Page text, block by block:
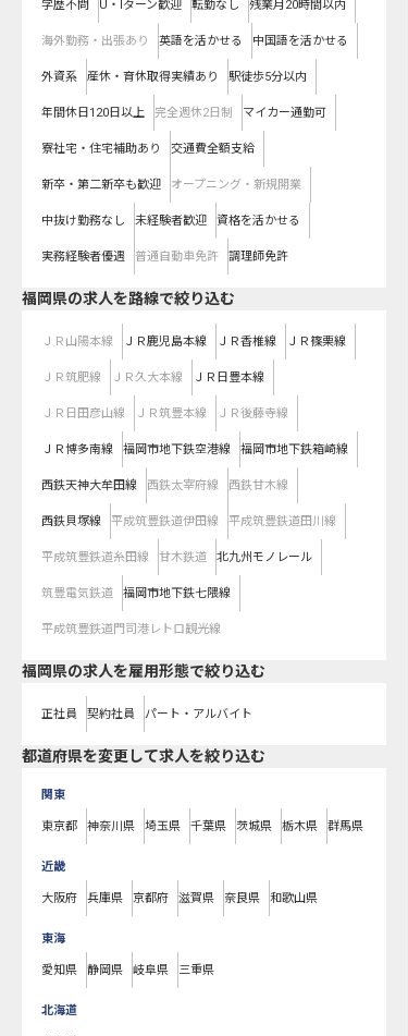
学歴不問 U・Iターン歓迎 転勤なし 残業月20時間以内
海外勤務・出張あり 英語を活かせる 中国語を活かせる
外資系 産休・育休取得実績あり 駅徒歩5分以内
年間休日120日以上 完全週休2日制 マイカー通勤可
寮社宅・住宅補助あり 交通費全額支給
新卒・第二新卒も歓迎 オープニング・新規開業
中抜け勤務なし 未経験者歓迎 資格を活かせる
実務経験者優遇 普通自動車免許 調理師免許
福岡県の求人を路線で絞り込む
ＪＲ山陽本線 ＪＲ鹿児島本線 ＪＲ香椎線 ＪＲ篠栗線
ＪＲ筑肥線 ＪＲ久大本線 ＪＲ日豊本線
ＪＲ日田彦山線 ＪＲ筑豊本線 ＪＲ後藤寺線
ＪＲ博多南線 福岡市地下鉄空港線 福岡市地下鉄箱崎線
西鉄天神大牟田線 西鉄太宰府線 西鉄甘木線
西鉄貝塚線 平成筑豊鉄道伊田線 平成筑豊鉄道田川線
平成筑豊鉄道糸田線 甘木鉄道 北九州モノレール
筑豊電気鉄道 福岡市地下鉄七隈線
平成筑豊鉄道門司港レトロ観光線
福岡県の求人を雇用形態で絞り込む
正社員 契約社員 パート・アルバイト
都道府県を変更して求人を絞り込む
関東
東京都 神奈川県 埼玉県 千葉県 茨城県 栃木県 群馬県
近畿
大阪府 兵庫県 京都府 滋賀県 奈良県 和歌山県
東海
愛知県 静岡県 岐阜県 三重県
北海道